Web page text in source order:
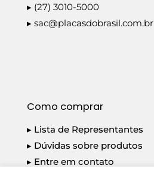
▸ (27) 3010-5000
▸ sac@placasdobrasil.com.br
Como comprar
▸ Lista de Representantes
▸ Dúvidas sobre produtos
▸ Entre em contato